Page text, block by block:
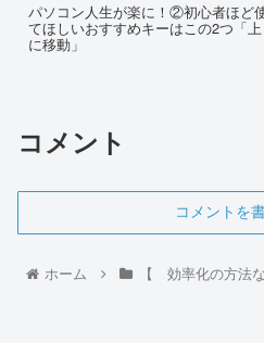
パソコン人生が楽に！②初心者ほど
てほしいおすすめキーはこの2つ「
に移動」
コメント
コメントを
ホーム 【 効率化の方法